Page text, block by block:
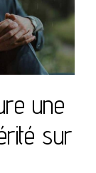
une
sur